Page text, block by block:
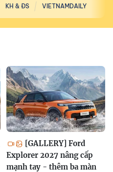
KH & ĐS VIETNAMDAILY
[GALLERY] Ford
Explorer 2027 nâng cấp
mạnh tay - thêm ba màn